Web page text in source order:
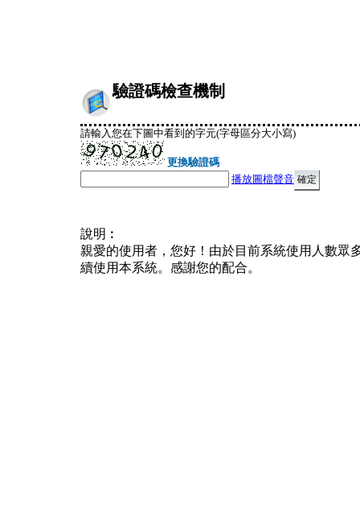
驗證碼檢查機制
請輸入您在下圖中看到的字元(字母區分大小寫)
更換驗證碼
播放圖檔聲音
說明︰
親愛的使用者，您好！由於目前系統使用人數眾
續使用本系統。感謝您的配合。